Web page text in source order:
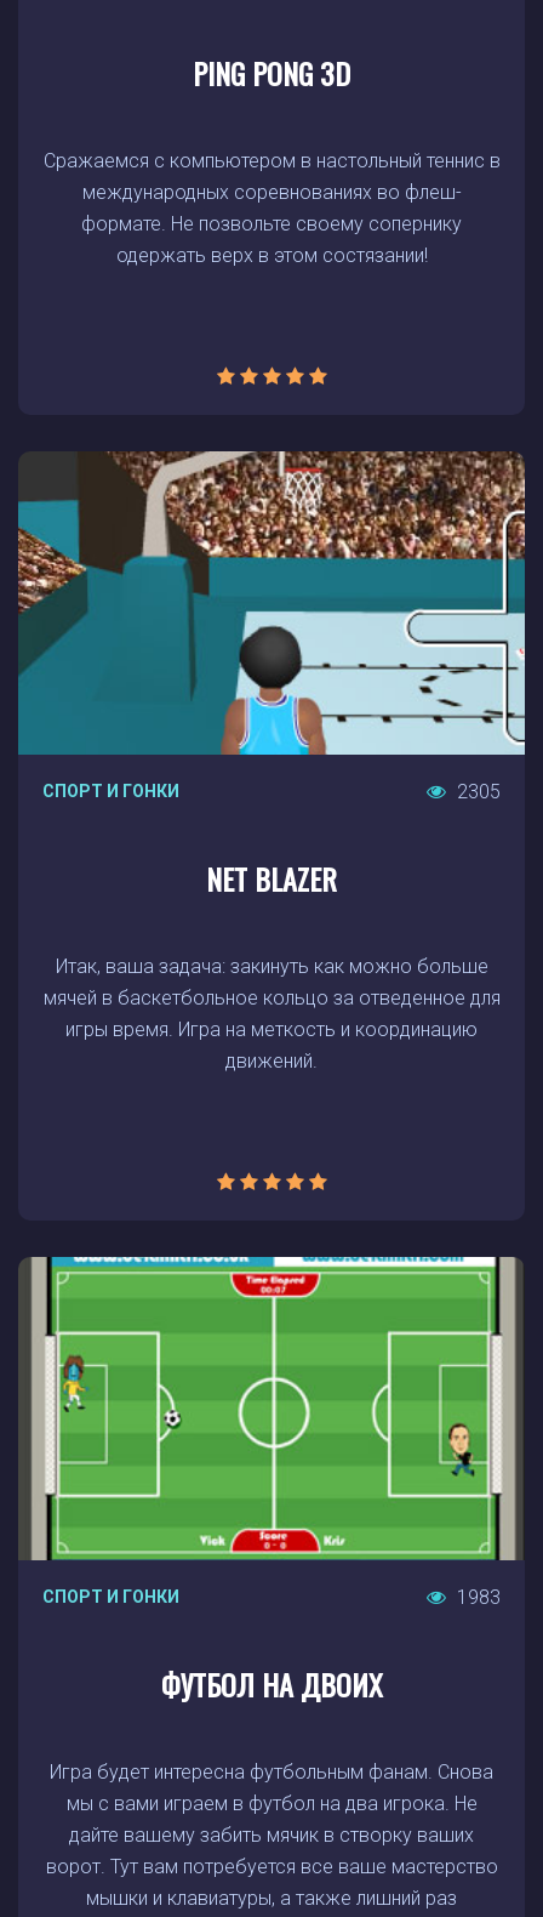
PING PONG 3D
Сражаемся с компьютером в настольный теннис в
международных соревнованиях во флеш-
формате. Не позвольте своему сопернику
одержать верх в этом состязании!
СПОРТ И ГОНКИ 2305
NET BLAZER
Итак, ваша задача: закинуть как можно больше
мячей в баскетбольное кольцо за отведенное для
игры время. Игра на меткость и координацию
движений.
СПОРТ И ГОНКИ 1983
ФУТБОЛ НА ДВОИХ
Игра будет интересна футбольным фанам. Снова
мы с вами играем в футбол на два игрока. Не
дайте вашему забить мячик в створку ваших
ворот. Тут вам потребуется все ваше мастерство
мышки и клавиатуры, а также лишний раз